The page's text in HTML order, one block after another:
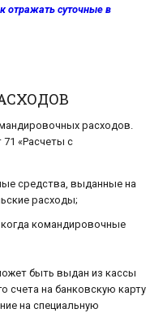
отражать суточные в
расходов.
«Расчеты с
средства, выданные на
расходы;
командировочные
быть выдан из кассы
счета на банковскую карту
на специальную